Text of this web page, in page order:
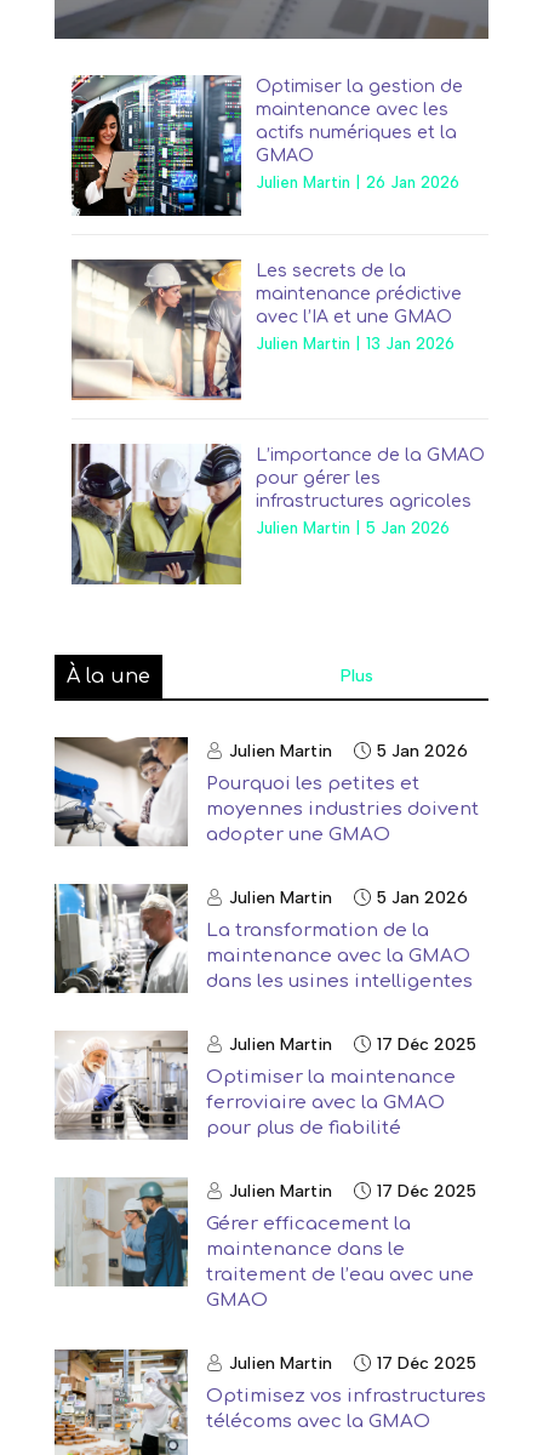
Optimiser la gestion de
maintenance avec les
actifs numériques et la
GMAO
Julien Martin
26 Jan 2026
Les secrets de la
maintenance prédictive
avec l’IA et une GMAO
Julien Martin
13 Jan 2026
L’importance de la GMAO
pour gérer les
infrastructures agricoles
Julien Martin
5 Jan 2026
À la une Plus
Julien Martin
5 Jan 2026
Pourquoi les petites et
moyennes industries doivent
adopter une GMAO
Julien Martin
5 Jan 2026
La transformation de la
maintenance avec la GMAO
dans les usines intelligentes
Julien Martin
17 Déc 2025
Optimiser la maintenance
ferroviaire avec la GMAO
pour plus de fiabilité
Julien Martin
17 Déc 2025
Gérer efficacement la
maintenance dans le
traitement de l’eau avec une
GMAO
Julien Martin
17 Déc 2025
Optimisez vos infrastructures
télécoms avec la GMAO